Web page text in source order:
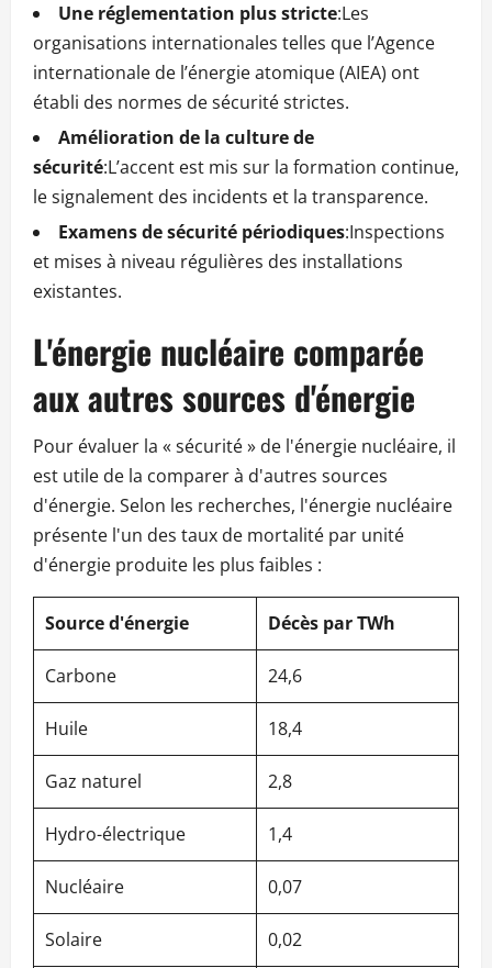
Une réglementation plus stricte:Les
organisations internationales telles que l’Agence
internationale de l’énergie atomique (AIEA) ont
établi des normes de sécurité strictes.
Amélioration de la culture de
sécurité:L’accent est mis sur la formation continue,
le signalement des incidents et la transparence.
Examens de sécurité périodiques:Inspections
et mises à niveau régulières des installations
existantes.
L'énergie nucléaire comparée
aux autres sources d'énergie
Pour évaluer la « sécurité » de l'énergie nucléaire, il
est utile de la comparer à d'autres sources
d'énergie. Selon les recherches, l'énergie nucléaire
présente l'un des taux de mortalité par unité
d'énergie produite les plus faibles :
Source d'énergie Décès par TWh
Carbone 24,6
Huile 18,4
Gaz naturel 2,8
Hydro-électrique 1,4
Nucléaire 0,07
Solaire 0,02